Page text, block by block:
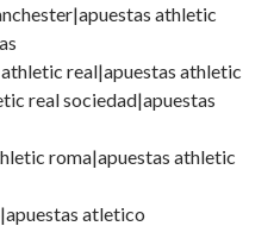
athletic
real|apuestas athletic
real sociedad|apuestas
roma|apuestas athletic
atletico